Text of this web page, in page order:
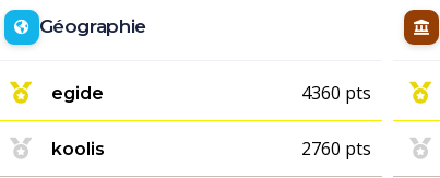
Géographie
egide 4360 pts
koolis 2760 pts